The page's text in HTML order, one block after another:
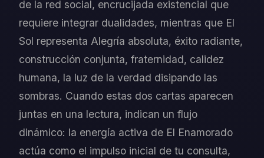
de la red social, encrucijada existencial que
requiere integrar dualidades, mientras que El
Sol representa Alegría absoluta, éxito radiante,
construcción conjunta, fraternidad, calidez
humana, la luz de la verdad disipando las
sombras. Cuando estas dos cartas aparecen
juntas en una lectura, indican un flujo
dinámico: la energía activa de El Enamorado
actúa como el impulso inicial de tu consulta,